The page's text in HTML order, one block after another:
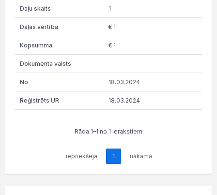
1
€ 1
€ 1
18.03.2024
18.03.2024
Rāda 1–1 no 1 ierakstiem
iepriekšējā 1 nākamā